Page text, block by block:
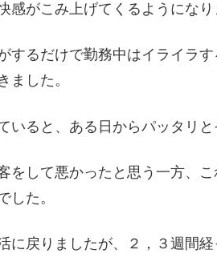
感がこみ上げてくるようになり
するだけで勤務中はイライラ
ました。
いると、ある日からパッタリ
をして悪かったと思う一方、
した。
に戻りましたが、２，３週間